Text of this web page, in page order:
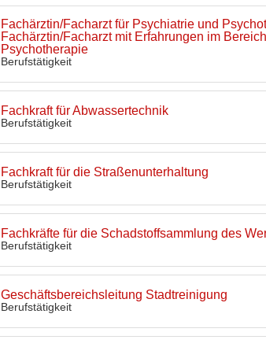
Fachärztin/Facharzt für Psychiatrie und
Fachärztin/Facharzt mit Erfahrungen im
Psychotherapie
Berufstätigkeit
Fachkraft für Abwassertechnik
Berufstätigkeit
Fachkraft für die Straßenunterhaltung
Berufstätigkeit
Fachkräfte für die Schadstoffsammlung des
Berufstätigkeit
Geschäftsbereichsleitung Stadtreinigung
Berufstätigkeit